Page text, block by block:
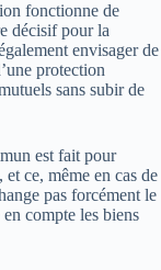
fonctionne de
décisif pour la
envisager de
protection
sans subir de
est fait pour
et ce, même en cas de
pas forcément le
compte les biens